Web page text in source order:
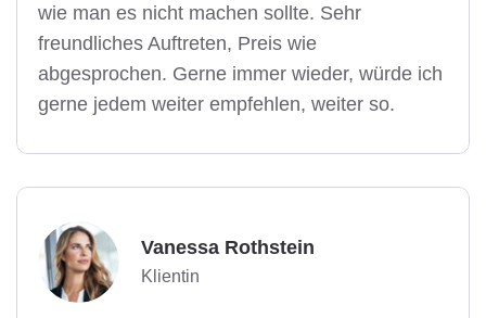
wie man es nicht machen sollte. Sehr
freundliches Auftreten, Preis wie
abgesprochen. Gerne immer wieder, würde ich
gerne jedem weiter empfehlen, weiter so.
Vanessa Rothstein
Klientin